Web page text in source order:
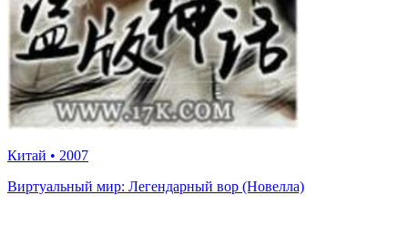
Китай • 2007
Виртуальный мир: Легендарный вор (Новелла)